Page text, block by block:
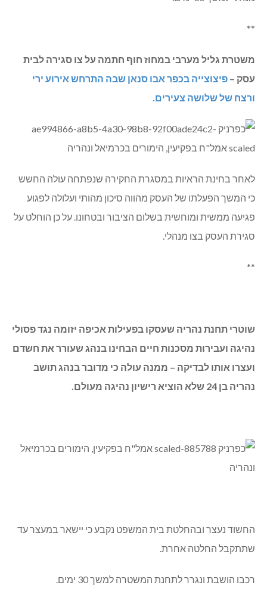
**
משטרת גליל מערבי במחוז חוף חתמה על צו סגירה לבית
עסק – פיצוצייה בכפר אבו סנאן שבה התרחש אירוע ירי
ורצח של שלושה צעירים.
לאחר בחינת הראיות במסגרת החקירה שנפתחה עולה החשש
כי המשך הפעלתו של העסק מהווה סיכון מהותי ועלולה לפגוע
פגיעה ממשית ומוחשית בשלום הציבור ובטחונו. על כן הוחלט על
סגירת העסק בצו מנהלי.
**
שוטרי תחנת נהריה שעסקו בפעילות אכיפה יזומה נגד פסולי
נהיגה ועבירות מסכנות חיים הבחינו בנהג שעורר את חשדם
ועצרו אותו לבדיקה – ממנה עולה כי מדובר בנהג תושב
נהריה בן 24 שלא הוציא רישיון נהיגה מעולם.
החשוד נעצר ובהחלטת בית המשפט נקבע כי יישאר במעצר עד
שתתקבל החלטה אחרת.
רכבו הושבת ונגרר לתחנת המשטרה למשך 30 ימים.